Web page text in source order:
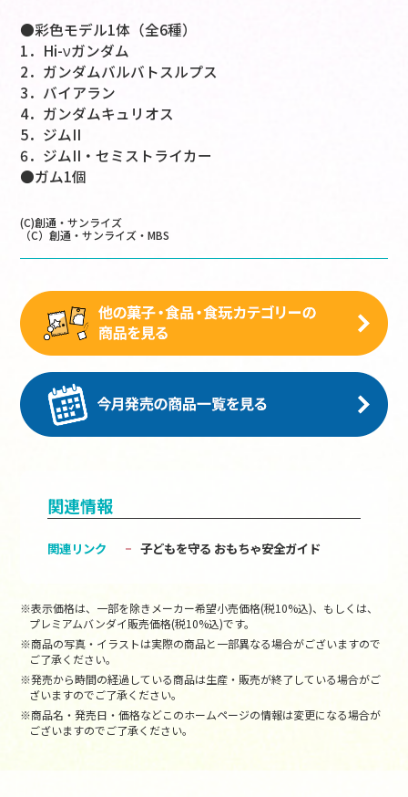
●彩色モデル1体（全6種）
1．Hi-νガンダム
2．ガンダムバルバトスルプス
3．バイアラン
4．ガンダムキュリオス
5．ジムII
6．ジムII・セミストライカー
●ガム1個
(C)創通・サンライズ
（C）創通・サンライズ・MBS
関連情報
関連リンク 子どもを守る おもちゃ安全ガイド
※表示価格は、一部を除きメーカー希望小売価格(税10%込)、もしくは、
プレミアムバンダイ販売価格(税10%込)です。
※商品の写真・イラストは実際の商品と一部異なる場合がございますので
ご了承ください。
※発売から時間の経過している商品は生産・販売が終了している場合がご
ざいますのでご了承ください。
※商品名・発売日・価格などこのホームページの情報は変更になる場合が
ございますのでご了承ください。